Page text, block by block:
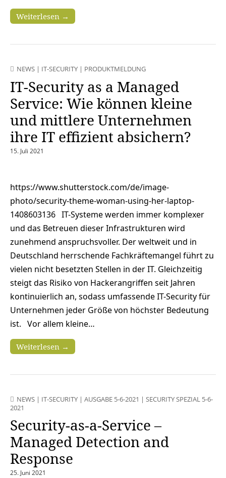
Weiterlesen →
NEWS | IT-SECURITY | PRODUKTMELDUNG
IT-Security as a Managed
Service: Wie können kleine
und mittlere Unternehmen
ihre IT effizient absichern?
15. Juli 2021
https://www.shutterstock.com/de/image-
photo/security-theme-woman-using-her-laptop-
1408603136 IT-Systeme werden immer komplexer
und das Betreuen dieser Infrastrukturen wird
zunehmend anspruchsvoller. Der weltweit und in
Deutschland herrschende Fachkräftemangel führt zu
vielen nicht besetzten Stellen in der IT. Gleichzeitig
steigt das Risiko von Hackerangriffen seit Jahren
kontinuierlich an, sodass umfassende IT-Security für
Unternehmen jeder Größe von höchster Bedeutung
ist. Vor allem kleine…
Weiterlesen →
NEWS | IT-SECURITY | AUSGABE 5-6-2021 | SECURITY SPEZIAL 5-6-
2021
Security-as-a-Service –
Managed Detection and
Response
25. Juni 2021